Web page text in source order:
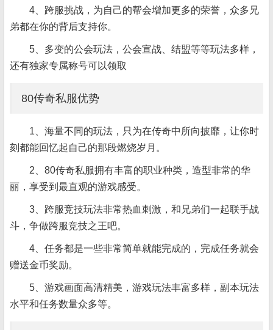
4、跨服挑战，为自己的帮会增加更多的荣誉，众多兄
弟都在你的背后支持你。
5、多变的公会玩法，公会宣战、结盟等等玩法多样，
还有独家专属称号可以领取
80传奇私服优势
1、海量不同的玩法，只为在传奇中所向披靡，让你时
刻都能回忆起自己的那段燃烧岁月。
2、80传奇私服拥有丰富的职业种类，造型非常的华
丽，享受到最直观的游戏感受。
3、跨服竞技玩法非常热血刺激，和兄弟们一起联手战
斗，争做跨服竞技之王吧。
4、任务都是一些非常简单就能完成的，完成任务就会
赠送金币奖励。
5、游戏画面高清精美，游戏玩法丰富多样，副本玩法
水平和任务数量众多等。